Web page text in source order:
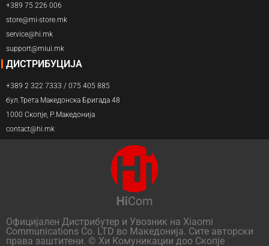
+389 75 226 006
store@mi-store.mk
service@hi.mk
support@miui.mk
ДИСТРИБУЦИЈА
+389 2 322 7333 / 075 405 885
бул.Трета Македонска Бригада 48
1000 Скопје, Р.Македонија
contact@hi.mk
Официјален Дистрибутер и Увозник на Xiaomi
Communications Co. LTD во Македонија. Сите авторски
права заштитени. © Хи Комуникации доо Скопје